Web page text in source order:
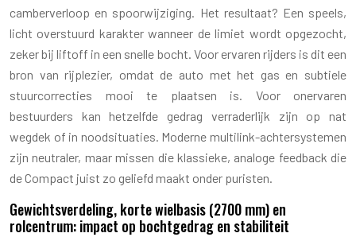
camberverloop en spoorwijziging. Het resultaat? Een speels,
licht overstuurd karakter wanneer de limiet wordt opgezocht,
zeker bij liftoff in een snelle bocht. Voor ervaren rijders is dit een
bron van rijplezier, omdat de auto met het gas en subtiele
stuurcorrecties mooi te plaatsen is. Voor onervaren
bestuurders kan hetzelfde gedrag verraderlijk zijn op nat
wegdek of in noodsituaties. Moderne multilink-achtersystemen
zijn neutraler, maar missen die klassieke, analoge feedback die
de Compact juist zo geliefd maakt onder puristen.
Gewichtsverdeling, korte wielbasis (2700 mm) en
rolcentrum: impact op bochtgedrag en stabiliteit